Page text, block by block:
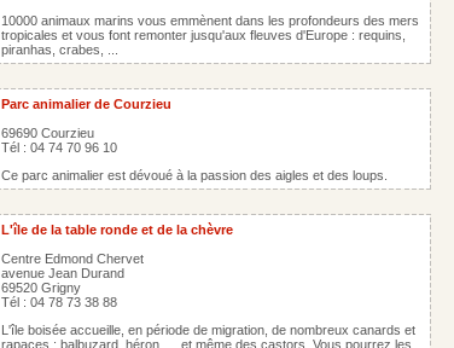
10000 animaux marins vous emmènent dans les profondeurs des mers
tropicales et vous font remonter jusqu'aux fleuves d'Europe : requins,
piranhas, crabes, ...
Parc animalier de Courzieu
69690 Courzieu
Tél : 04 74 70 96 10
Ce parc animalier est dévoué à la passion des aigles et des loups.
L'île de la table ronde et de la chèvre
Centre Edmond Chervet
avenue Jean Durand
69520 Grigny
Tél : 04 78 73 38 88
L'île boisée accueille, en période de migration, de nombreux canards et
rapaces : balbuzard, héron, ... et même des castors. Vous pourrez les